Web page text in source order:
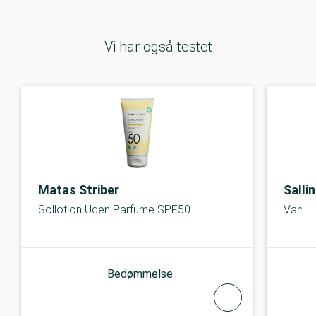
Vi har også testet
Matas Striber
Sollotion Uden Parfume SPF50
Bedømmelse